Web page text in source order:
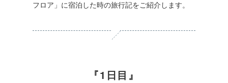
フロア」に宿泊した時の旅行記をご紹介します。
1日目